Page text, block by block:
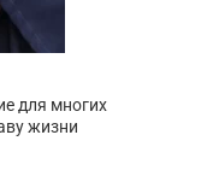
для многих
жизни